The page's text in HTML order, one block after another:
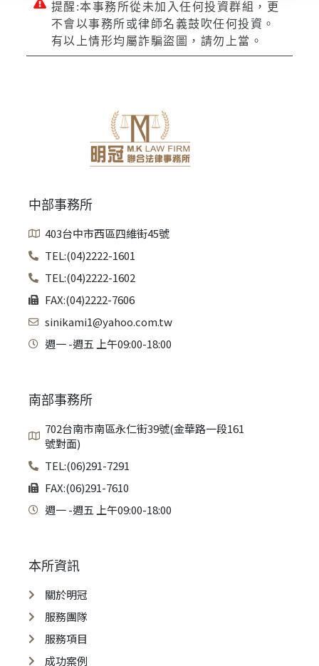
提醒:本事務所從未加入任何投資群組，更
不會以事務所或律師名義鼓吹任何投資。
有以上情形均屬詐騙盜圖，請勿上當。
中部事務所
403台中市西區四維街45號
TEL:(04)2222-1601
TEL:(04)2222-1602
FAX:(04)2222-7606
sinikami1@yahoo.com.tw
週一 -週五 上午09:00-18:00
南部事務所
702台南市南區永仁街39號(金華路一段161
號對面)
TEL:(06)291-7291
FAX:(06)291-7610
週一 -週五 上午09:00-18:00
本所資訊
關於明冠
服務團隊
服務項目
成功案例